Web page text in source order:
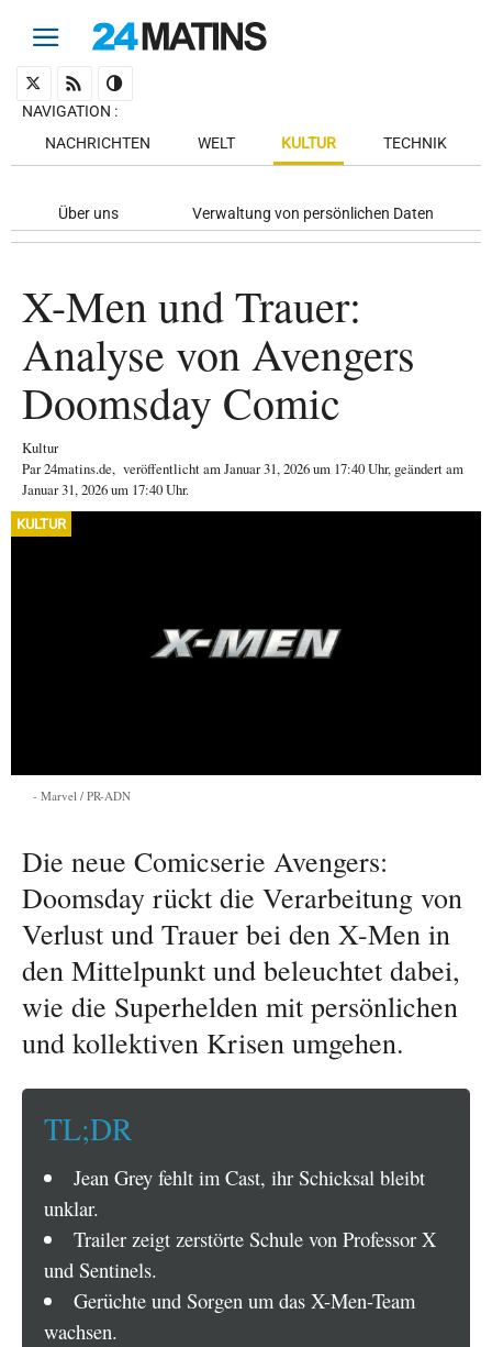
NAVIGATION :
NACHRICHTEN
WELT KULTUR TECHNIK
Über uns Verwaltung von persönlichen Daten
X-Men und Trauer:
Analyse von Avengers
Doomsday Comic
Kultur
Par24matins.de, veröffentlicht amJanuar 31, 2026um 17:40 Uhr, geändert am
Januar 31, 2026 um 17:40 Uhr.
KULTUR
Marvel / PR-ADN
Die neue Comicserie Avengers:
Doomsday rückt die Verarbeitung von
Verlust und Trauer bei den X-Men in
den Mittelpunkt und beleuchtet dabei,
wie die Superhelden mit persönlichen
und kollektiven Krisen umgehen.
TL;DR
Jean Grey fehlt im Cast, ihr Schicksal bleibt
unklar.
Trailer zeigt zerstörte Schule von Professor X
und Sentinels.
Gerüchte und Sorgen um das X-Men-Team
wachsen.